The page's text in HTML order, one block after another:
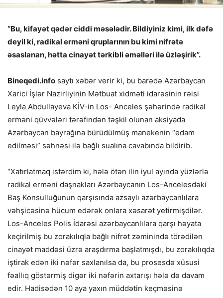
“Bu, kifayət qədər ciddi məsələdir. Bildiyiniz kimi, ilk dəfə
deyil ki, radikal erməni qruplarının bu kimi nifrətə
əsaslanan, hətta cinayət tərkibli əməlləri ilə üzləşirik”.
Bineqedi.info saytı xəbər verir ki, bu barədə Azərbaycan
Xarici İşlər Nazirliyinin Mətbuat xidməti idarəsinin rəisi
Leyla Abdullayeva KİV-in Los- Anceles şəhərində radikal
erməni qüvvələri tərəfindən təşkil olunan aksiyada
Azərbaycan bayrağına bürüdülmüş manekenin “edam
edilməsi” səhnəsi ilə bağlı sualına cavabında bildirib.
“Xatırlatmaq istərdim ki, hələ ötən ilin iyul ayında yüzlərlə
radikal erməni daşnakları Azərbaycanın Los-Ancelesdəki
Baş Konsulluğunun qarşısında azsaylı azərbaycanlılara
vəhşicəsinə hücum edərək onlara xəsarət yetirmişdilər.
Los-Anceles Polis İdarəsi azərbaycanlılara qarşı həyata
keçirilmiş bu zorakılıqla bağlı nifrət zəminində törədilən
cinayət maddəsi üzrə araşdırma başlatmışdı, bu zorakılıqda
iştirak edən iki nəfər saxlanılsa da, bu prosesdə xüsusi
fəallıq göstərmiş digər iki nəfərin axtarışı hələ də davam
edir. Hadisədən 10 aya yaxın müddətin keçməsinə